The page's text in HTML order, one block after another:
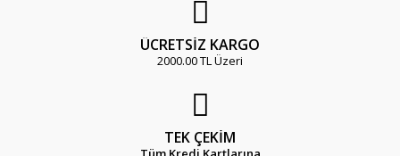
ÜCRETSİZ KARGO
2000.00 TL Üzeri
TEK ÇEKİM